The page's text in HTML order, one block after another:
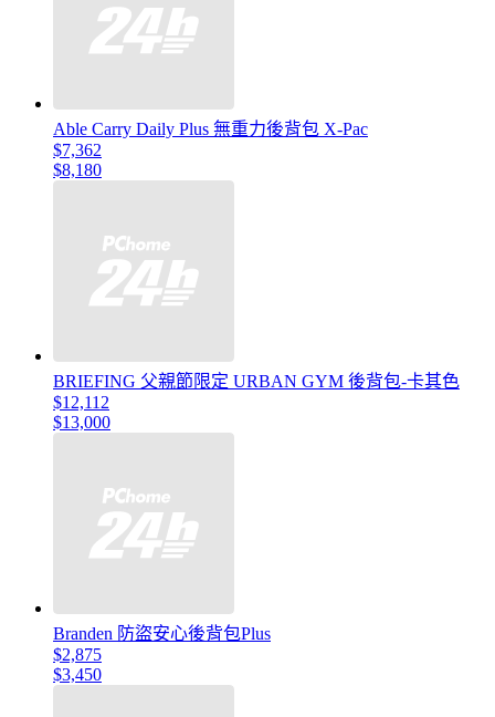
Able Carry Daily Plus 無重力後背包 X-Pac
$7,362
$8,180
BRIEFING 父親節限定 URBAN GYM 後背包-卡其色
$12,112
$13,000
Branden 防盜安心後背包Plus
$2,875
$3,450